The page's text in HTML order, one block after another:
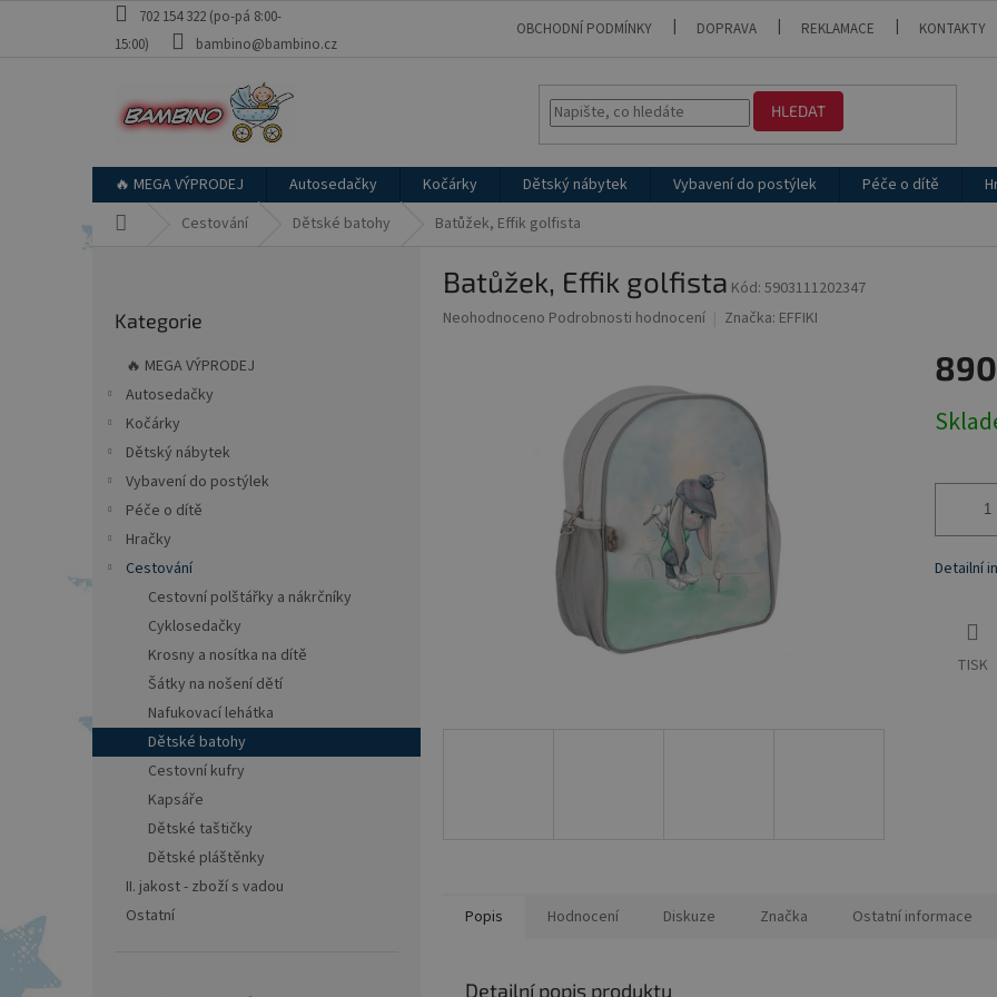
702 154 322 (po-pá 8:00-
15:00)
bambino@bambino.cz
OBCHODNÍ PODMÍNKY DOPRAVA REKLAMACE KONTAKTY
HLEDAT
🔥 MEGA VÝPRODEJ Autosedačky Kočárky Dětský nábytek Vybavení do postýlek Péče o dítě
Cestování Dětské batohy Batůžek, Effik golfista
kategorie
Kategorie
🔥 MEGA VÝPRODEJ
Autosedačky
Kočárky
Dětský nábytek
Vybavení do postýlek
Péče o dítě
Hračky
Cestování
Cestovní polštářky a nákrčníky
Cyklosedačky
Krosny a nosítka na dítě
Šátky na nošení dětí
Nafukovací lehátka
Dětské batohy
Cestovní kufry
Kapsáře
Dětské taštičky
Dětské pláštěnky
II. jakost - zboží s vadou
Ostatní
Batůžek, Effik golfista Kód: 5903111202347
Průměrné
Neohodnoceno Podrobnosti hodnocení Značka: EFFIKI
cena:
Detailní
TISK
Popis Hodnocení Diskuze Značka Ostatní informace
Detailní popis produktu